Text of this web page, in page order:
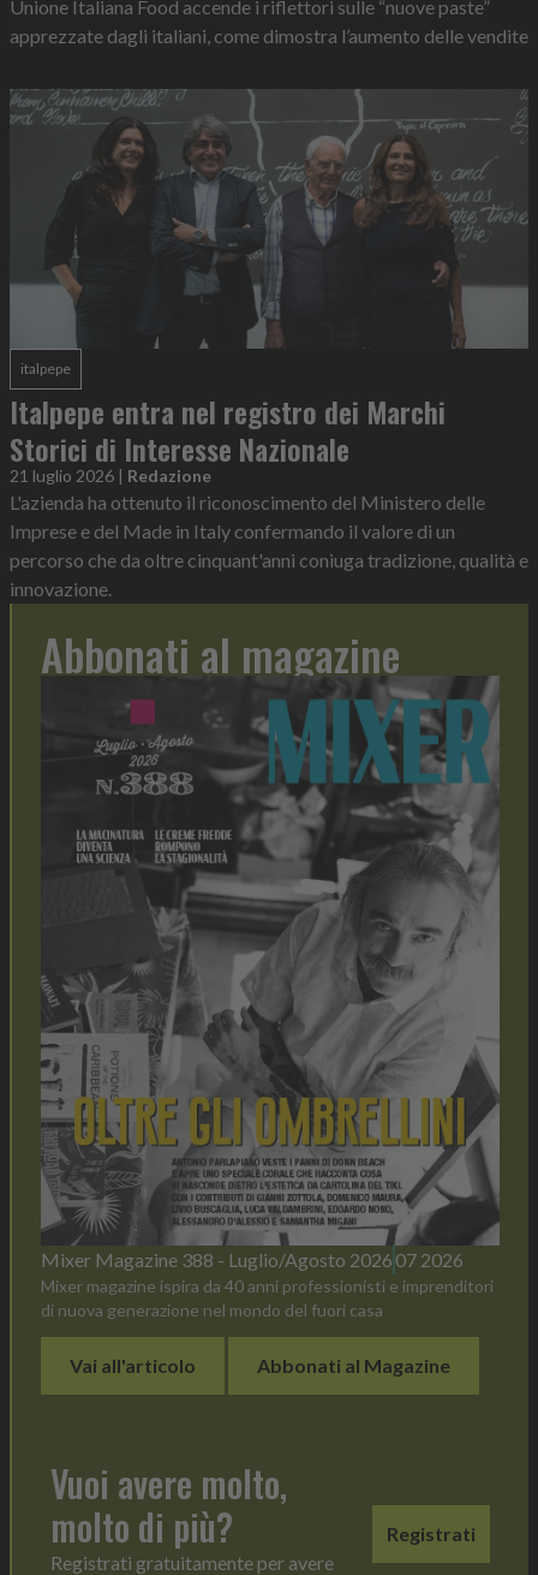
Unione Italiana Food accende i riflettori sulle “nuove paste”
apprezzate dagli italiani, come dimostra l’aumento delle vendite
italpepe
Italpepe entra nel registro dei Marchi
Storici di Interesse Nazionale
21 luglio 2026 | Redazione
L'azienda ha ottenuto il riconoscimento del Ministero delle
Imprese e del Made in Italy confermando il valore di un
percorso che da oltre cinquant'anni coniuga tradizione, qualità e
innovazione.
Abbonati al magazine
Mixer Magazine 388 - Luglio/Agosto 2026 07 2026
Mixer magazine ispira da 40 anni professionisti e imprenditori
di nuova generazione nel mondo del fuori casa
Vai all'articolo Abbonati al Magazine
Vuoi avere molto,
molto di più?
Registrati gratuitamente per avere
Registrati